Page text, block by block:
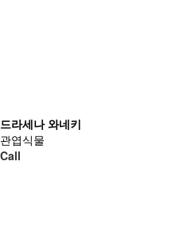
드라세나 와네키
관엽식물
Call